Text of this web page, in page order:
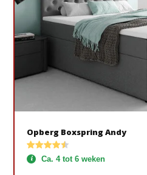
Opberg Boxspring Andy
Ca. 4 tot 6 weken